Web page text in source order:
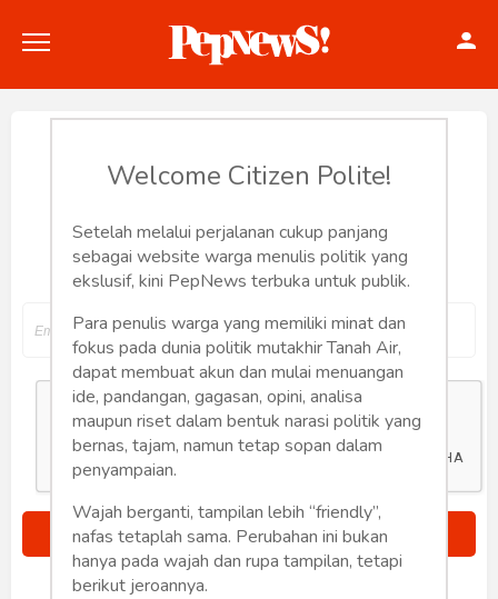
Politik
Konstitusi
Hankam
Internasional
Bisnis
Humaniora
Sketsa
Reset Password
Input your email address to reset your
password
Sudah punya akun?
Welcome Citizen Polite!
Setelah melalui perjalanan cukup panjang
sebagai website warga menulis politik yang
ekslusif, kini PepNews terbuka untuk publik.
Para penulis warga yang memiliki minat dan
fokus pada dunia politik mutakhir Tanah Air,
dapat membuat akun dan mulai menuangan
ide, pandangan, gagasan, opini, analisa
maupun riset dalam bentuk narasi politik yang
bernas, tajam, namun tetap sopan dalam
penyampaian.
Wajah berganti, tampilan lebih “friendly”,
nafas tetaplah sama. Perubahan ini bukan
hanya pada wajah dan rupa tampilan, tetapi
berikut jeroannya.